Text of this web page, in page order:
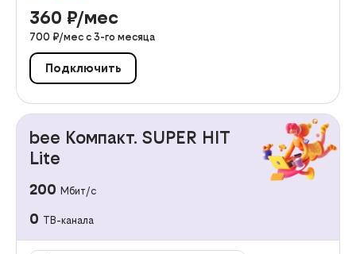
360 ₽/мес
700 ₽/мес с 3-го месяца
Подключить
bee Компакт. SUPER HIT
Lite
200 Мбит/с
0 ТВ-канала